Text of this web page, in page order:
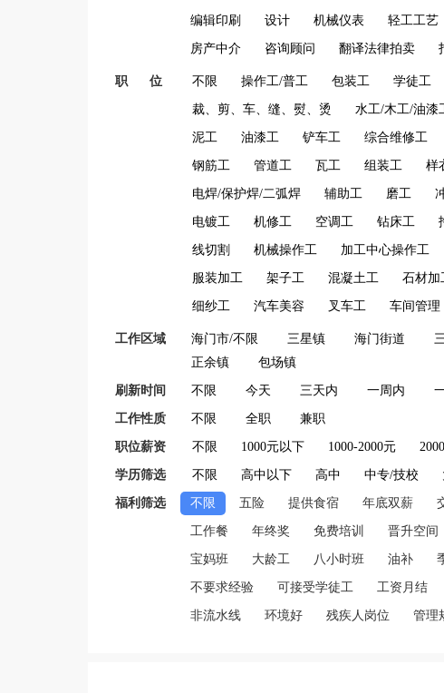
编辑印刷 设计 机械仪表 轻工工艺
房产中介 咨询顾问 翻译法律拍卖
职 位 不限 操作工/普工 包装工 学徒工
裁、剪、车、缝、熨、烫 水工/木工/油漆
泥工 油漆工 铲车工 综合维修工
钢筋工 管道工 瓦工 组装工 样
电焊/保护焊/二弧焊 辅助工 磨工
电镀工 机修工 空调工 钻床工
线切割 机械操作工 加工中心操作工
服装加工 架子工 混凝土工 石材加
细纱工 汽车美容 叉车工 车间管理
工作区域 海门市/不限 三星镇 海门街道
正余镇
包场镇
刷新时间 不限 今天 三天内 一周内
工作性质 不限 全职 兼职
职位薪资 不限 1000元以下 1000-2000元
学历筛选 不限 高中以下 高中 中专/技校
福利筛选 不限 五险 提供食宿 年底双薪
工作餐 年终奖 免费培训 晋升空间
宝妈班 大龄工 八小时班 油补
不要求经验 可接受学徒工 工资月结
非流水线 环境好 残疾人岗位 管理